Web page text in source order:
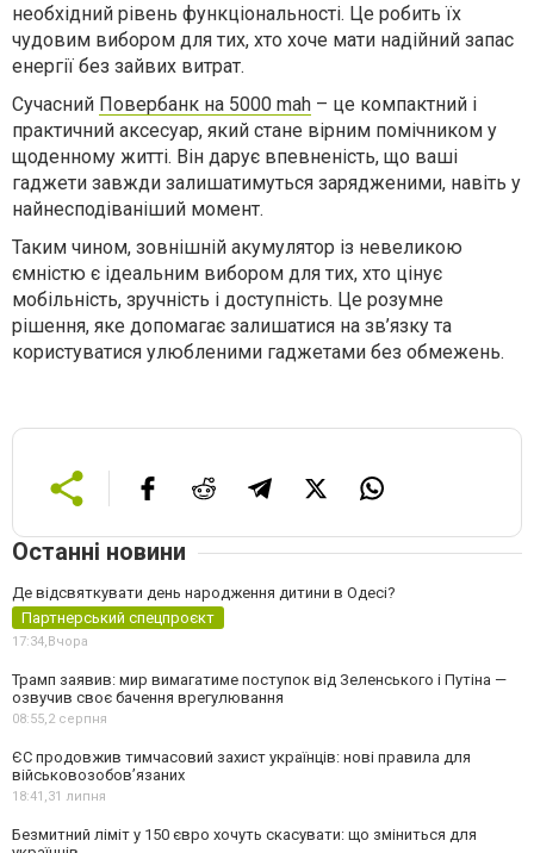
необхідний рівень функціональності. Це робить їх
чудовим вибором для тих, хто хоче мати надійний запас
енергії без зайвих витрат.
Сучасний Повербанк на 5000 mah – це компактний і
практичний аксесуар, який стане вірним помічником у
щоденному житті. Він дарує впевненість, що ваші
гаджети завжди залишатимуться зарядженими, навіть у
найнесподіваніший момент.
Таким чином, зовнішній акумулятор із невеликою
ємністю є ідеальним вибором для тих, хто цінує
мобільність, зручність і доступність. Це розумне
рішення, яке допомагає залишатися на зв’язку та
користуватися улюбленими гаджетами без обмежень.
Останні новини
Де відсвяткувати день народження дитини в Одесі?
Партнерський спецпроєкт
17:34,Вчора
Трамп заявив: мир вимагатиме поступок від Зеленського і Путіна —
озвучив своє бачення врегулювання
08:55,2 серпня
ЄС продовжив тимчасовий захист українців: нові правила для
військовозобов’язаних
18:41,31 липня
Безмитний ліміт у 150 євро хочуть скасувати: що зміниться для